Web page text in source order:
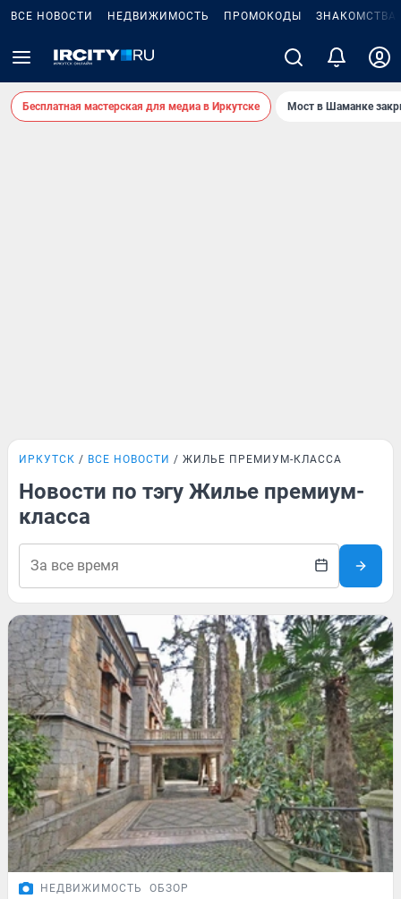
ВСЕ НОВОСТИ НЕДВИЖИМОСТЬ ПРОМОКОДЫ ЗНАКОМСТВА
Бесплатная мастерская для медиа в Иркутске Мост в Шаманке
ИРКУТСК ВСЕ НОВОСТИ ЖИЛЬЕ ПРЕМИУМ-КЛАССА
Новости по тэгу Жилье премиум-
класса
НЕДВИЖИМОСТЬ ОБЗОР